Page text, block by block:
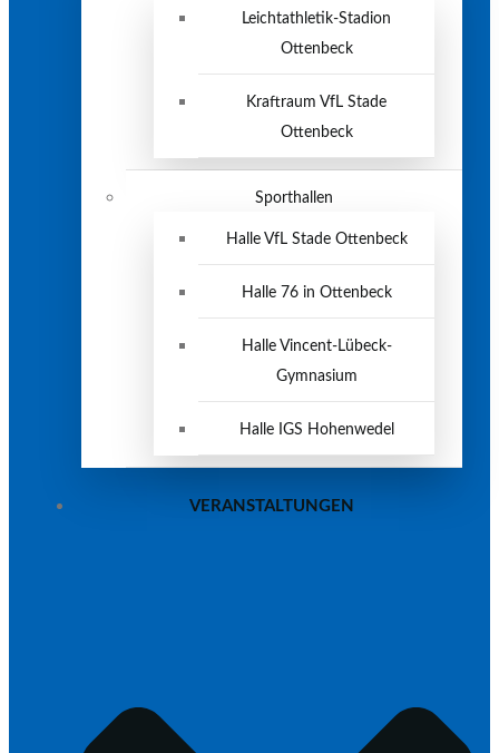
Leichtathletik-Stadion
Ottenbeck
Kraftraum VfL Stade
Ottenbeck
Sporthallen
Halle VfL Stade Ottenbeck
Halle 76 in Ottenbeck
Halle Vincent-Lübeck-
Gymnasium
Halle IGS Hohenwedel
VERANSTALTUNGEN